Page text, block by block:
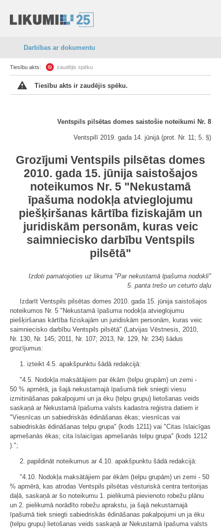
Darbības ar dokumentu
Tiesību akts: zaudējis spēku
Tiesību akts ir zaudējis spēku.
Ventspils pilsētas domes saistošie noteikumi Nr. 8
Ventspilī 2019. gada 14. jūnijā (prot. Nr. 11; 5. §)
Grozījumi Ventspils pilsētas domes
2010. gada 15. jūnija saistošajos
noteikumos Nr. 5 "Nekustamā
īpašuma nodokļa atvieglojumu
piešķiršanas kārtība fiziskajām un
juridiskām personām, kuras veic
saimniecisko darbību Ventspils
pilsētā"
Izdoti pamatojoties uz likuma "Par nekustamā īpašuma nodokli"
5. panta trešo un ceturto daļu
Izdarīt Ventspils pilsētas domes 2010. gada 15. jūnija saistošajos
noteikumos Nr. 5 "Nekustamā īpašuma nodokļa atvieglojumu
piešķiršanas kārtība fiziskajām un juridiskām personām, kuras veic
saimniecisko darbību Ventspils pilsētā" (Latvijas Vēstnesis, 2010,
Nr. 130, Nr. 145; 2011, Nr. 107; 2013, Nr. 129, Nr. 234) šādus
grozījumus:
1. izteikt 4.5. apakšpunktu šādā redakcijā:
"4.5. Nodokļa maksātājiem par ēkām (telpu grupām) un zemi -
50 % apmērā, ja šajā nekustamajā īpašumā tiek sniegti viesu
izmitināšanas pakalpojumi un ja ēku (telpu grupu) lietošanas veids
saskaņā ar Nekustamā īpašuma valsts kadastra reģistra datiem ir
"Viesnīcas un sabiedriskās ēdināšanas ēkas; viesnīcas vai
sabiedriskās ēdināšanas telpu grupa" (kods 1211) vai "Citas īslaicīgas
apmešanās ēkas; cita īslaicīgas apmešanās telpu grupa" (kods 1212
).";
2. papildināt noteikumus ar 4.10. apakšpunktu šādā redakcijā:
"4.10. Nodokļa maksātājiem par ēkām (telpu grupām) un zemi - 50
% apmērā, kas atrodas Ventspils pilsētas vēsturiskā centra teritorijas
daļā, saskaņā ar šo noteikumu 1. pielikumā pievienoto robežu plānu
un 2. pielikumā norādīto robežu aprakstu, ja šajā nekustamajā
īpašumā tiek sniegti sabiedriskās ēdināšanas pakalpojumi un ja ēku
(telpu grupu) lietošanas veids saskaņā ar Nekustamā īpašuma valsts